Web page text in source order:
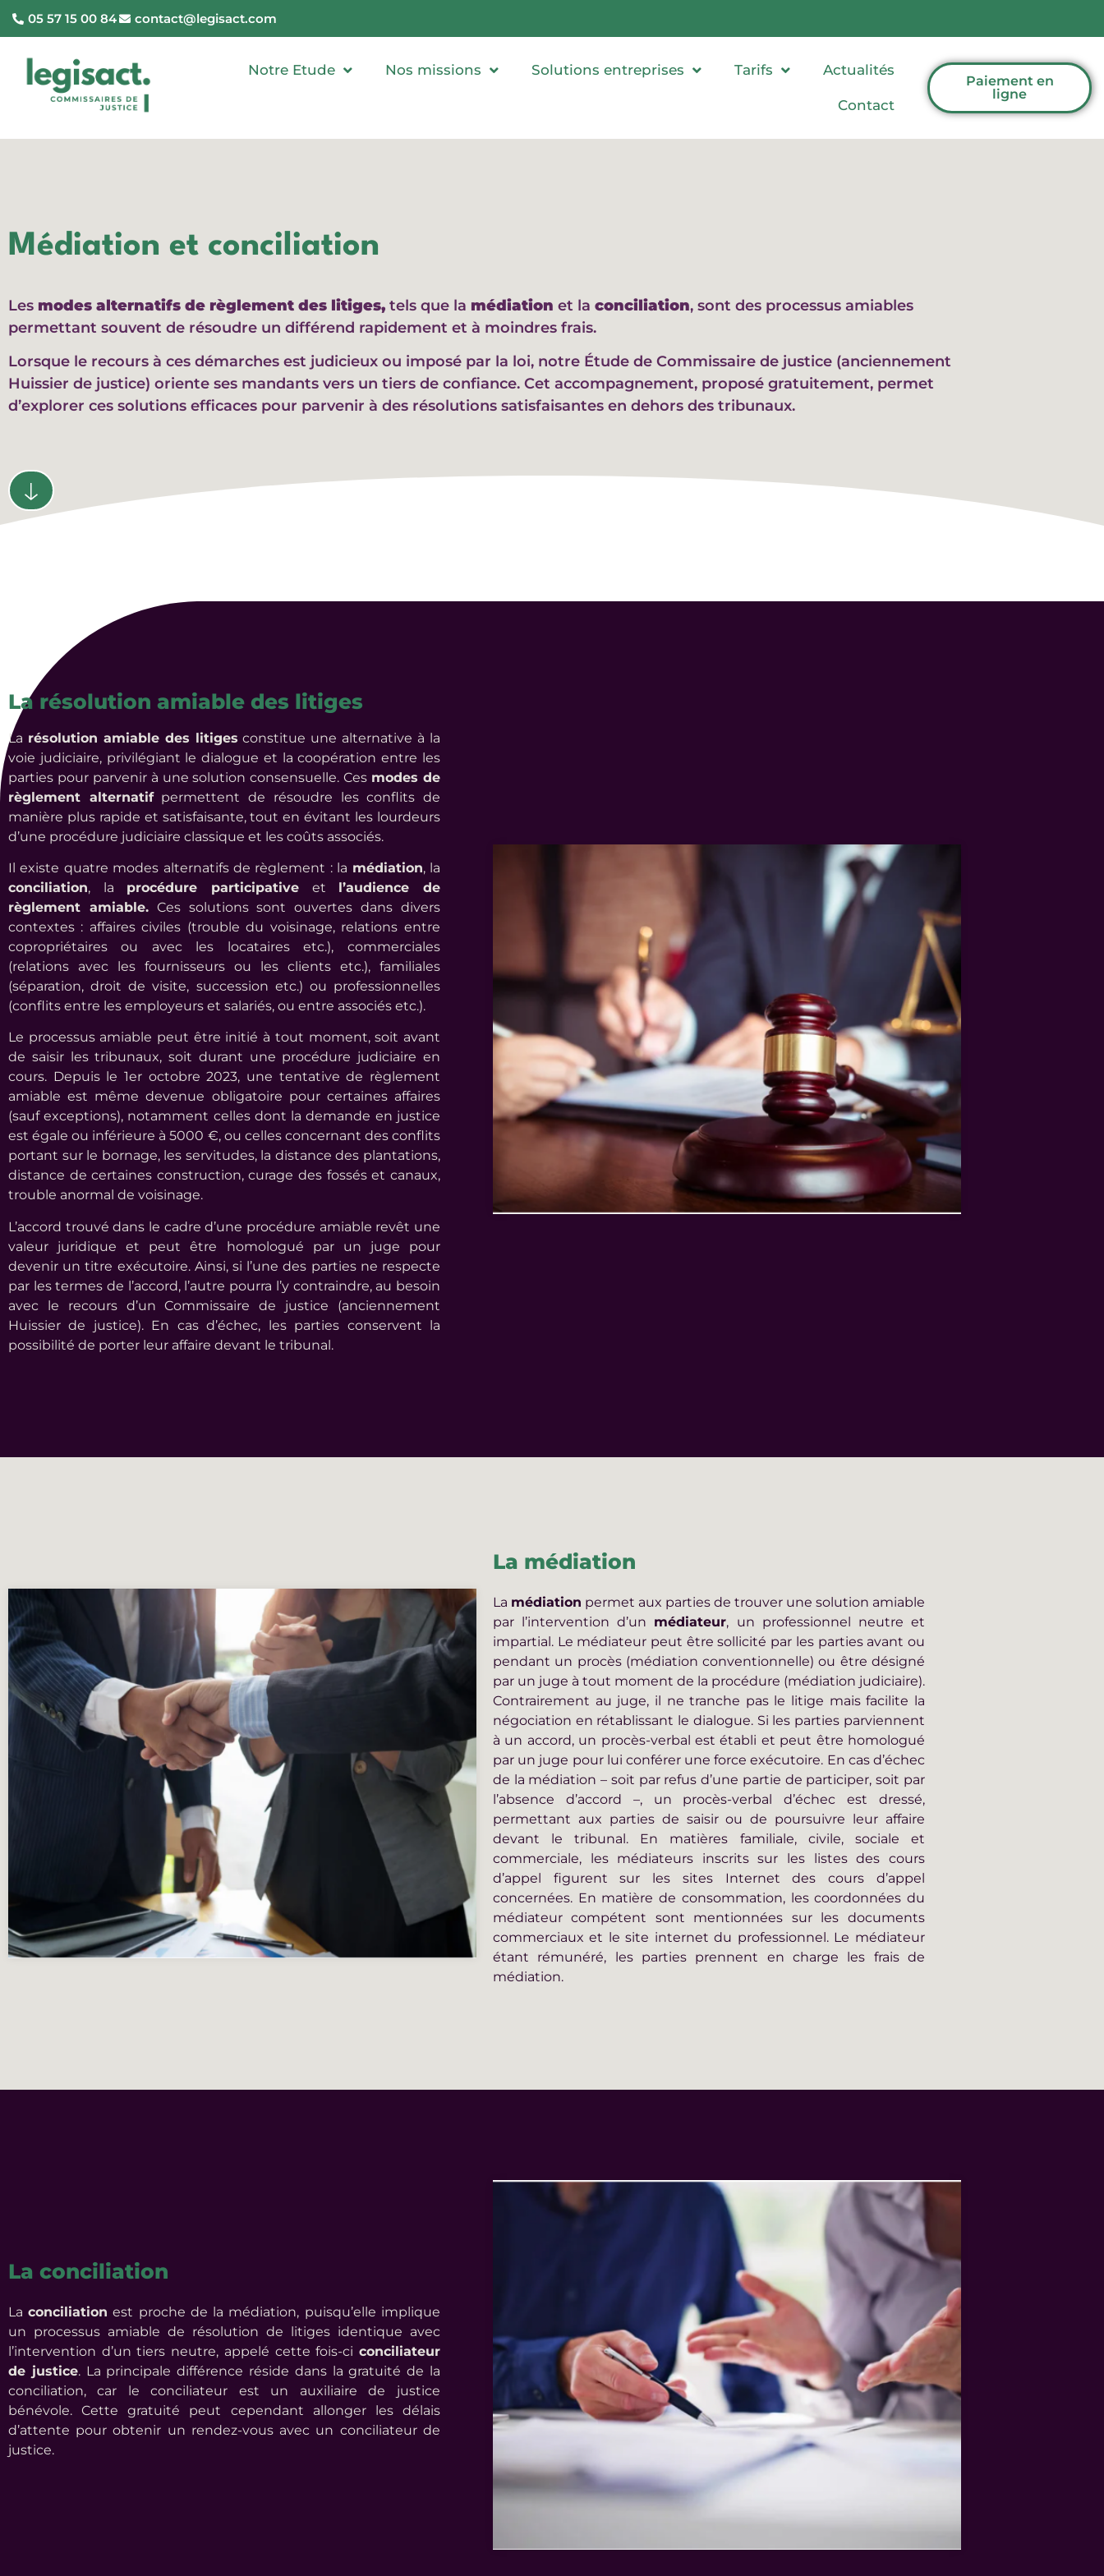
05 57 15 00 84 contact@legisact.com
Notre Etude Nos missions Solutions entreprises Tarifs Actualités
Contact
Paiement en
ligne
Médiation et conciliation
Les modes alternatifs de règlement des litiges, tels que la médiation et la conciliation, sont des processus amiables
permettant souvent de résoudre un différend rapidement et à moindres frais.
Lorsque le recours à ces démarches est judicieux ou imposé par la loi, notre Étude de Commissaire de justice (anciennement
Huissier de justice) oriente ses mandants vers un tiers de confiance. Cet accompagnement, proposé gratuitement, permet
d’explorer ces solutions efficaces pour parvenir à des résolutions satisfaisantes en dehors des tribunaux.
La résolution amiable des litiges
La résolution amiable des litiges constitue une alternative à la
voie judiciaire, privilégiant le dialogue et la coopération entre les
parties pour parvenir à une solution consensuelle. Ces modes de
règlement alternatifpermettent de résoudre les conflits de
manière plus rapide et satisfaisante, tout en évitant les lourdeurs
d’une procédure judiciaire classique et les coûts associés.
Il existe quatre modes alternatifs de règlement : la médiation, la
conciliation, la procédure participative et l’audience de
règlement amiable.Ces solutions sont ouvertes dans divers
contextes : affaires civiles (trouble du voisinage, relations entre
copropriétaires ou avec les locataires etc.), commerciales
(relations avec les fournisseurs ou les clients etc.), familiales
(séparation, droit de visite, succession etc.) ou professionnelles
(conflits entre les employeurs et salariés, ou entre associés etc.).
Le processus amiable peut être initié à tout moment, soit avant
de saisir les tribunaux, soit durant une procédure judiciaire en
cours. Depuis le 1er octobre 2023, une tentative de règlement
amiable est même devenue obligatoire pour certaines affaires
(sauf exceptions), notamment celles dont la demande en justice
est égale ou inférieure à 5000 €, ou celles concernant des conflits
portant sur le bornage, les servitudes, la distance des plantations,
distance de certaines construction, curage des fossés et canaux,
trouble anormal de voisinage.
L’accord trouvé dans le cadre d’une procédure amiable revêt une
valeur juridique et peut être homologué par un juge pour
devenir un titre exécutoire. Ainsi, si l’une des parties ne respecte
par les termes de l’accord, l’autre pourra l’y contraindre, au besoin
avec le recours d’un Commissaire de justice (anciennement
Huissier de justice). En cas d’échec, les parties conservent la
possibilité de porter leur affaire devant le tribunal.
La médiation
La médiation permet aux parties de trouver une solution amiable
par l’intervention d’un médiateur, un professionnel neutre et
impartial. Le médiateur peut être sollicité par les parties avant ou
pendant un procès (médiation conventionnelle) ou être désigné
par un juge à tout moment de la procédure (médiation judiciaire).
Contrairement au juge, il ne tranche pas le litige mais facilite la
négociation en rétablissant le dialogue. Si les parties parviennent
à un accord, un procès-verbal est établi et peut être homologué
par un juge pour lui conférer une force exécutoire. En cas d’échec
de la médiation – soit par refus d’une partie de participer, soit par
l’absence d’accord –, un procès-verbal d’échec est dressé,
permettant aux parties de saisir ou de poursuivre leur affaire
devant le tribunal. En matières familiale, civile, sociale et
commerciale, les médiateurs inscrits sur les listes des cours
d’appel figurent sur les sites Internet des cours d’appel
concernées. En matière de consommation, les coordonnées du
médiateur compétent sont mentionnées sur les documents
commerciaux et le site internet du professionnel. Le médiateur
étant rémunéré, les parties prennent en charge les frais de
médiation.
La conciliation
Laconciliation est proche de la médiation, puisqu’elle implique
un processus amiable de résolution de litiges identique avec
l’intervention d’un tiers neutre, appelé cette fois-ci conciliateur
de justice. La principale différence réside dans la gratuité de la
conciliation, car le conciliateur est un auxiliaire de justice
bénévole. Cette gratuité peut cependant allonger les délais
d’attente pour obtenir un rendez-vous avec un conciliateur de
justice.